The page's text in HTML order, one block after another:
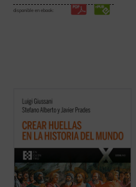
disponible en ebook:
La clave de bóveda del presente libro es el
descubrimiento del sentido profundo del
cristianismo como acontecimiento
imprevisto e imprevisible: el anuncio de que
el Misterio se ha hecho hombre en un lugar
y un tiempo determinados. Este es ...
(ver